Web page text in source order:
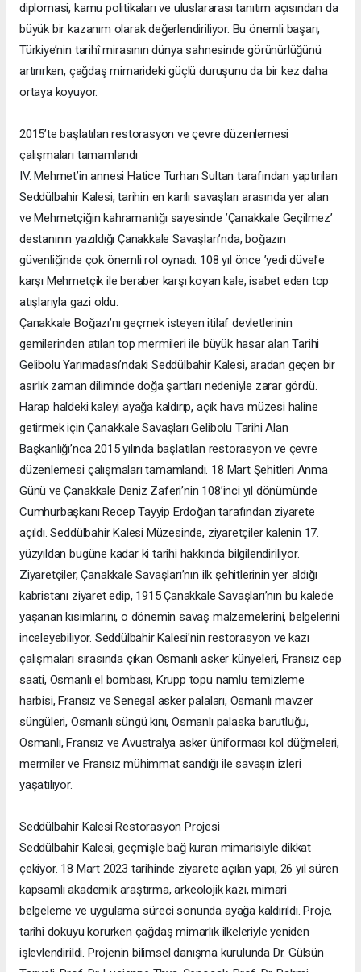
diplomasi, kamu politikaları ve uluslararası tanıtım açısından da
büyük bir kazanım olarak değerlendiriliyor. Bu önemli başarı,
Türkiye’nin tarihî mirasının dünya sahnesinde görünürlüğünü
artırırken, çağdaş mimarideki güçlü duruşunu da bir kez daha
ortaya koyuyor.
2015’te başlatılan restorasyon ve çevre düzenlemesi
çalışmaları tamamlandı
IV. Mehmet’in annesi Hatice Turhan Sultan tarafından yaptırılan
Seddülbahir Kalesi, tarihin en kanlı savaşları arasında yer alan
ve Mehmetçiğin kahramanlığı sayesinde ’Çanakkale Geçilmez’
destanının yazıldığı Çanakkale Savaşları’nda, boğazın
güvenliğinde çok önemli rol oynadı. 108 yıl önce ’yedi düvel’e
karşı Mehmetçik ile beraber karşı koyan kale, isabet eden top
atışlarıyla gazi oldu.
Çanakkale Boğazı’nı geçmek isteyen itilaf devletlerinin
gemilerinden atılan top mermileri ile büyük hasar alan Tarihi
Gelibolu Yarımadası’ndaki Seddülbahir Kalesi, aradan geçen bir
asırlık zaman diliminde doğa şartları nedeniyle zarar gördü.
Harap haldeki kaleyi ayağa kaldırıp, açık hava müzesi haline
getirmek için Çanakkale Savaşları Gelibolu Tarihi Alan
Başkanlığı’nca 2015 yılında başlatılan restorasyon ve çevre
düzenlemesi çalışmaları tamamlandı. 18 Mart Şehitleri Anma
Günü ve Çanakkale Deniz Zaferi’nin 108’inci yıl dönümünde
Cumhurbaşkanı Recep Tayyip Erdoğan tarafından ziyarete
açıldı. Seddülbahir Kalesi Müzesinde, ziyaretçiler kalenin 17.
yüzyıldan bugüne kadar ki tarihi hakkında bilgilendiriliyor.
Ziyaretçiler, Çanakkale Savaşları’nın ilk şehitlerinin yer aldığı
kabristanı ziyaret edip, 1915 Çanakkale Savaşları’nın bu kalede
yaşanan kısımlarını, o dönemin savaş malzemelerini, belgelerini
inceleyebiliyor. Seddülbahir Kalesi’nin restorasyon ve kazı
çalışmaları sırasında çıkan Osmanlı asker künyeleri, Fransız cep
saati, Osmanlı el bombası, Krupp topu namlu temizleme
harbisi, Fransız ve Senegal asker palaları, Osmanlı mavzer
süngüleri, Osmanlı süngü kını, Osmanlı palaska barutluğu,
Osmanlı, Fransız ve Avustralya asker üniforması kol düğmeleri,
mermiler ve Fransız mühimmat sandığı ile savaşın izleri
yaşatılıyor.
Seddülbahir Kalesi Restorasyon Projesi
Seddülbahir Kalesi, geçmişle bağ kuran mimarisiyle dikkat
çekiyor. 18 Mart 2023 tarihinde ziyarete açılan yapı, 26 yıl süren
kapsamlı akademik araştırma, arkeolojik kazı, mimari
belgeleme ve uygulama süreci sonunda ayağa kaldırıldı. Proje,
tarihî dokuyu korurken çağdaş mimarlık ilkeleriyle yeniden
işlevlendirildi. Projenin bilimsel danışma kurulunda Dr. Gülsün